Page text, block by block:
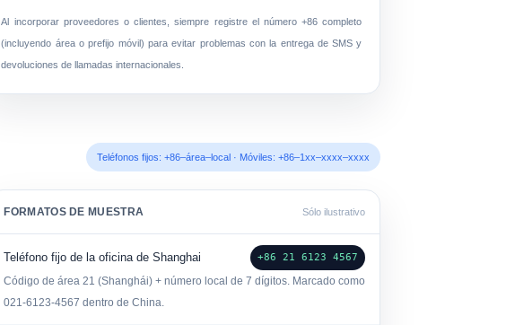
Al incorporar proveedores o clientes, siempre registre elnúmero +86 completo
(incluyendo área o prefijo móvil) para evitar problemas con la entrega de SMS y
devoluciones de llamadas internacionales.
Teléfonos fijos: +86–área–local · Móviles: +86–1xx–xxxx–xxxx
FORMATOS DE MUESTRA Sólo ilustrativo
Teléfono fijo de la oficina de Shanghai +86 21 6123 4567
Código de área 21 (Shanghái) + número local de 7 dígitos. Marcado como
021-6123-4567 dentro de China.